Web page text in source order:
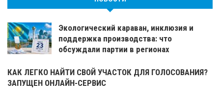
Экологический караван, инклюзия и
поддержка производства: что
обсуждали партии в регионах
КАК ЛЕГКО НАЙТИ СВОЙ УЧАСТОК ДЛЯ ГОЛОСОВАНИЯ?
ЗАПУЩЕН ОНЛАЙН-СЕРВИС